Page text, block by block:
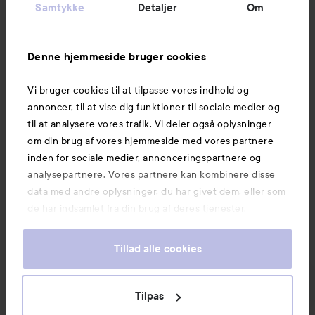
Samtykke Detaljer Om
Denne hjemmeside bruger cookies
Vi bruger cookies til at tilpasse vores indhold og
annoncer, til at vise dig funktioner til sociale medier og
til at analysere vores trafik. Vi deler også oplysninger
om din brug af vores hjemmeside med vores partnere
inden for sociale medier, annonceringspartnere og
analysepartnere. Vores partnere kan kombinere disse
data med andre oplysninger, du har givet dem, eller som
de har indsamlet fra din brug af deres tjenester.
Tillad alle cookies
Tilpas
Information
Mere at udforske